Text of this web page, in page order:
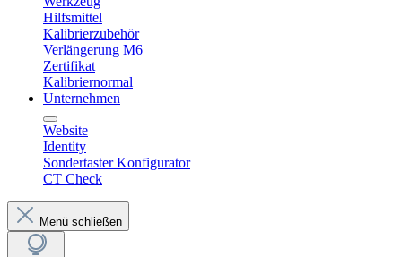
Hilfsmittel
Kalibrierzubehör
Verlängerung M6
Zertifikat
Kalibriernormal
Unternehmen
Website
Identity
Sondertaster Konfigurator
CT Check
Menü schließen